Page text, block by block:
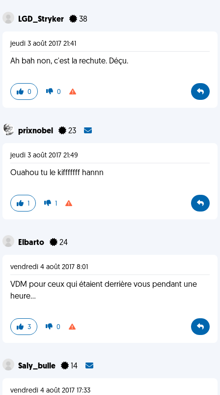
LGD_Stryker 38
jeudi 3 août 2017 21:41
Ah bah non, c'est la rechute. Déçu.
0 0
prixnobel 23
jeudi 3 août 2017 21:49
Ouahou tu le kifffffff hannn
1 1
Elbarto 24
vendredi 4 août 2017 8:01
VDM pour ceux qui étaient derrière vous pendant une
heure...
3 0
Saly_bulle 14
vendredi 4 août 2017 17:33